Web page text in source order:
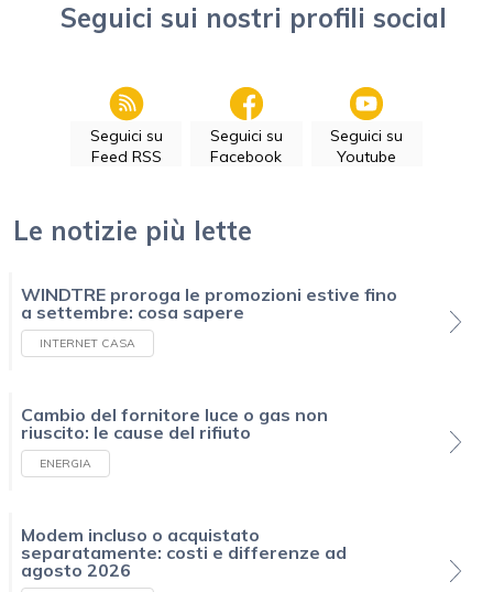
Seguici sui nostri profili social
Seguici su
Feed RSS
Seguici su
Facebook
Seguici su
Youtube
Le notizie più lette
WINDTRE proroga le promozioni estive fino
a settembre: cosa sapere
INTERNET CASA
Cambio del fornitore luce o gas non
riuscito: le cause del rifiuto
ENERGIA
Modem incluso o acquistato
separatamente: costi e differenze ad
agosto 2026